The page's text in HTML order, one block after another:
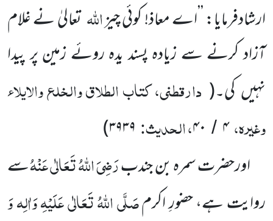
ارشادفرمایا: ’’اے معاذ! کوئی چیزاللّٰہتعالیٰ نے غلام
آزاد کرنے سے زیادہ پسند یدہ روئے زمین پر پیدا
نہیں کی۔( دارقطنی، کتاب الطلاق والخلع والایلاء
وغیرہ،۴ / ۴۰، الحدیث: ۳۹۳۹)
اورحضرت سمرہ بن جندبرَضِیَ اللّٰہُ تَعَالٰی عَنْہُسے
روایت ہے، حضورِ اکرمصَلَّی اللّٰہُ تَعَالٰی عَلَیْہِ وَاٰلِہ وَ